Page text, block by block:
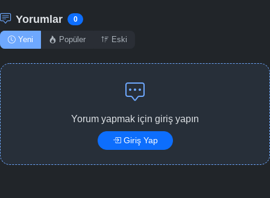
Yorumlar 0
Yeni Popüler Eski
Yorum yapmak için giriş yapın
Giriş Yap